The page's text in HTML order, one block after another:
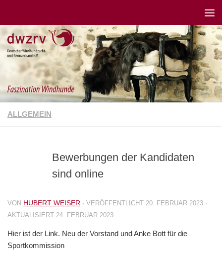
ALLGEMEIN
Bewerbungen der Kandidaten
sind online
VON HUBERT WEISER · VERÖFFENTLICHT 20. FEBRUAR 2023 ·
AKTUALISIERT 24. FEBRUAR 2023
Hier ist der Link. Neu der Vorstand und Anke Bott für die
Sportkommission